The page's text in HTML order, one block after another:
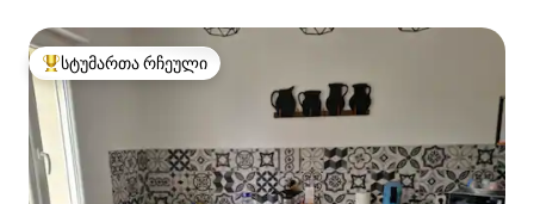
სტუმართა რჩეული მოწინავე ვარიანტი
სტუმართა რჩეული